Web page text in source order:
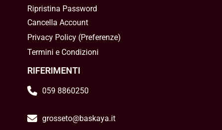
Ripristina Password
Cancella Account
Privacy Policy(Preferenze)
Termini e Condizioni
RIFERIMENTI
059 8860250
grosseto@baskaya.it